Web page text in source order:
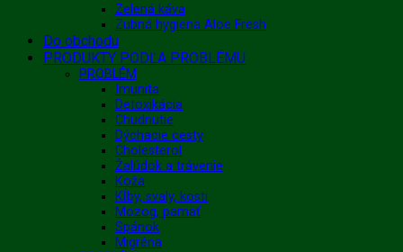
Zelená káva
Zubná hygiena Aloe Fresh
Do obchodu
PRODUKTY PODĽA PROBLÉMU
PROBLÉM
Imunita
Detoxikácia
Chudnutie
Dýchacie cesty
Cholesterol
Žalúdok a trávenie
Koža
Kĺby, svaly, kosti
Mozog, pamäť
Spánok
Migréna